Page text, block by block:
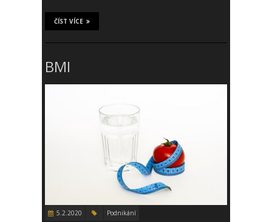
ČÍST VÍCE
BMI
5.2.2020 Podnikání